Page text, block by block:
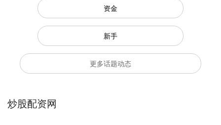
资金
新手
更多话题动态
炒股配资网